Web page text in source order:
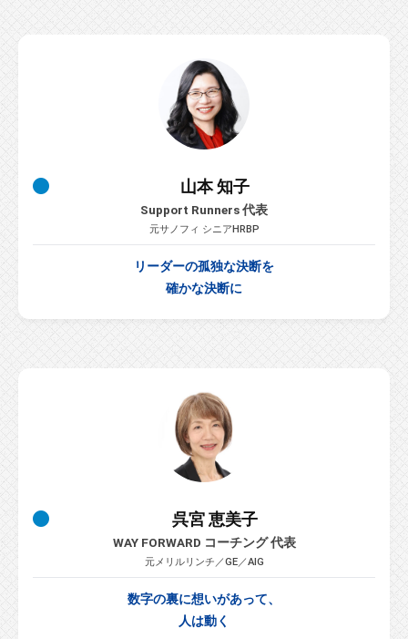
ご
山本 知子
Support Runners 代表
元サノフィ シニアHRBP
リーダーの孤独な決断を
確かな決断に
呉宮 恵美子
WAY FORWARD コーチング 代表
元メリルリンチ／GE／AIG
数字の裏に想いがあって、
人は動く